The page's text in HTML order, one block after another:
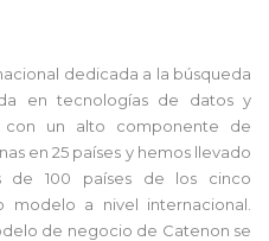
dedicada a la búsqueda
en tecnologías de datos y
un alto componente de
en 25 países y hemos llevado
de 100 países de los cinco
modelo a nivel internacional.
de negocio de Catenon se